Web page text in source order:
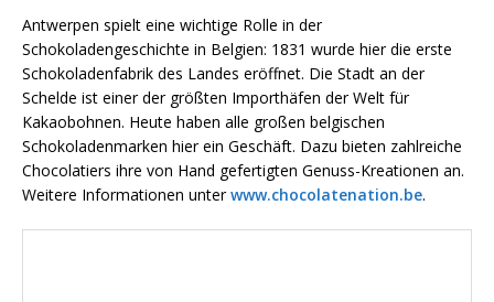
Antwerpen spielt eine wichtige Rolle in der
Schokoladengeschichte in Belgien: 1831 wurde hier die erste
Schokoladenfabrik des Landes eröffnet. Die Stadt an der
Schelde ist einer der größten Importhäfen der Welt für
Kakaobohnen. Heute haben alle großen belgischen
Schokoladenmarken hier ein Geschäft. Dazu bieten zahlreiche
Chocolatiers ihre von Hand gefertigten Genuss-Kreationen an.
Weitere Informationen unterwww.chocolatenation.be.